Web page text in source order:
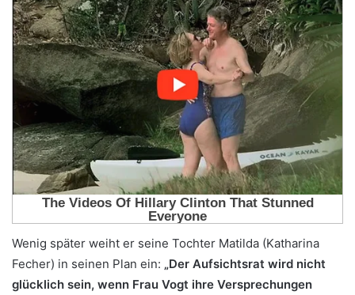
Wenig später weiht er seine Tochter Matilda (Katharina
Fecher) in seinen Plan ein: „Der Aufsichtsrat wird nicht
glücklich sein, wenn Frau Vogt ihre Versprechungen